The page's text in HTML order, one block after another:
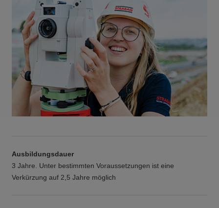
Ausbildungsdauer
3 Jahre. Unter bestimmten Voraussetzungen ist eine
Verkürzung auf 2,5 Jahre möglich